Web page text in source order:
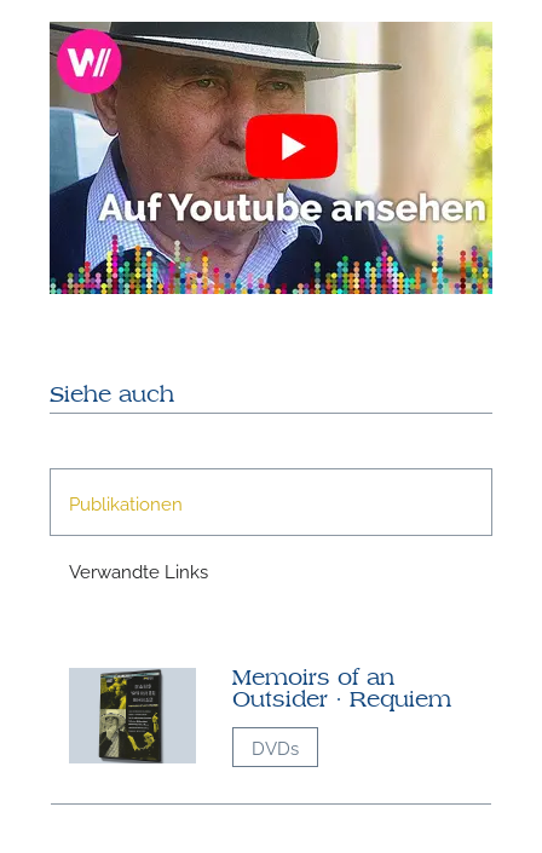
Siehe auch
Publikationen
Verwandte Links
Memoirs of an
Outsider · Requiem
DVDs